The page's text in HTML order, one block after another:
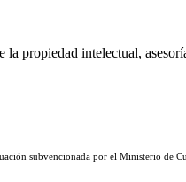
propiedad intelectual,
subvencionada por el Ministerio de